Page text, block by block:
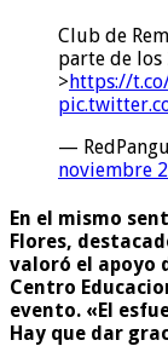
Club de
parte de los
>https://
—
noviembre
En el mismo
Flores,
valoró el apoyo
Centro
evento. «El
Hay que dar